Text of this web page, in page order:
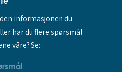
informasjonen du
har du flere spørsmål
våre? Se: